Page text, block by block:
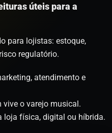
úteis para a
para lojistas: estoque,
regulatório.
atendimento e
vive o varejo musical.
loja física, digital ou híbrida.